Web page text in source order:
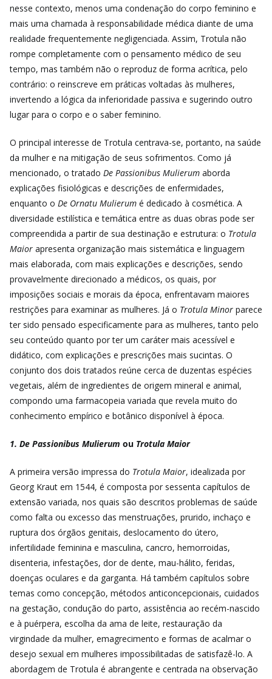
nesse contexto, menos uma condenação do corpo feminino e
mais uma chamada à responsabilidade médica diante de uma
realidade frequentemente negligenciada. Assim, Trotula não
rompe completamente com o pensamento médico de seu
tempo, mas também não o reproduz de forma acrítica, pelo
contrário: o reinscreve em práticas voltadas às mulheres,
invertendo a lógica da inferioridade passiva e sugerindo outro
lugar para o corpo e o saber feminino.
O principal interesse de Trotula centrava-se, portanto, na saúde
da mulher e na mitigação de seus sofrimentos. Como já
mencionado, o tratado De Passionibus Mulierum aborda
explicações fisiológicas e descrições de enfermidades,
enquanto o De Ornatu Mulierum é dedicado à cosmética. A
diversidade estilística e temática entre as duas obras pode ser
compreendida a partir de sua destinação e estrutura: o Trotula
Maior apresenta organização mais sistemática e linguagem
mais elaborada, com mais explicações e descrições, sendo
provavelmente direcionado a médicos, os quais, por
imposições sociais e morais da época, enfrentavam maiores
restrições para examinar as mulheres. Já o Trotula Minor parece
ter sido pensado especificamente para as mulheres, tanto pelo
seu conteúdo quanto por ter um caráter mais acessível e
didático, com explicações e prescrições mais sucintas. O
conjunto dos dois tratados reúne cerca de duzentas espécies
vegetais, além de ingredientes de origem mineral e animal,
compondo uma farmacopeia variada que revela muito do
conhecimento empírico e botânico disponível à época.
1. De Passionibus Mulierum ou Trotula Maior
A primeira versão impressa do Trotula Maior, idealizada por
Georg Kraut em 1544, é composta por sessenta capítulos de
extensão variada, nos quais são descritos problemas de saúde
como falta ou excesso das menstruações, prurido, inchaço e
ruptura dos órgãos genitais, deslocamento do útero,
infertilidade feminina e masculina, cancro, hemorroidas,
disenteria, infestações, dor de dente, mau-hálito, feridas,
doenças oculares e da garganta. Há também capítulos sobre
temas como concepção, métodos anticoncepcionais, cuidados
na gestação, condução do parto, assistência ao recém-nascido
e à puérpera, escolha da ama de leite, restauração da
virgindade da mulher, emagrecimento e formas de acalmar o
desejo sexual em mulheres impossibilitadas de satisfazê-lo. A
abordagem de Trotula é abrangente e centrada na observação